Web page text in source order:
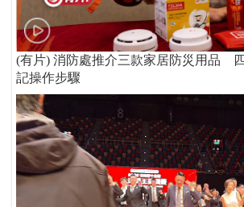
(有片) 消防處推介三款家居防災用品
記操作步驟